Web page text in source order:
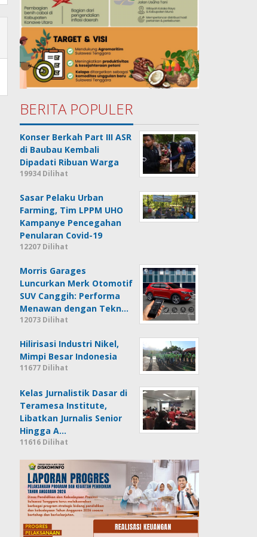
BERITA POPULER
Konser Berkah Part III ASR
di Baubau Kembali
Dipadati Ribuan Warga
19934 Dilihat
Sasar Pelaku Urban
Farming, Tim LPPM UHO
Kampanye Pencegahan
Penularan Covid-19
12207 Dilihat
Morris Garages
Luncurkan Merk Otomotif
SUV Canggih: Performa
Menawan dengan Tekn…
12073 Dilihat
Hilirisasi Industri Nikel,
Mimpi Besar Indonesia
11677 Dilihat
Kelas Jurnalistik Dasar di
Teramesa Institute,
Libatkan Jurnalis Senior
Hingga A…
11616 Dilihat